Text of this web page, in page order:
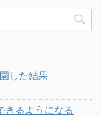
した結果
きるようになる